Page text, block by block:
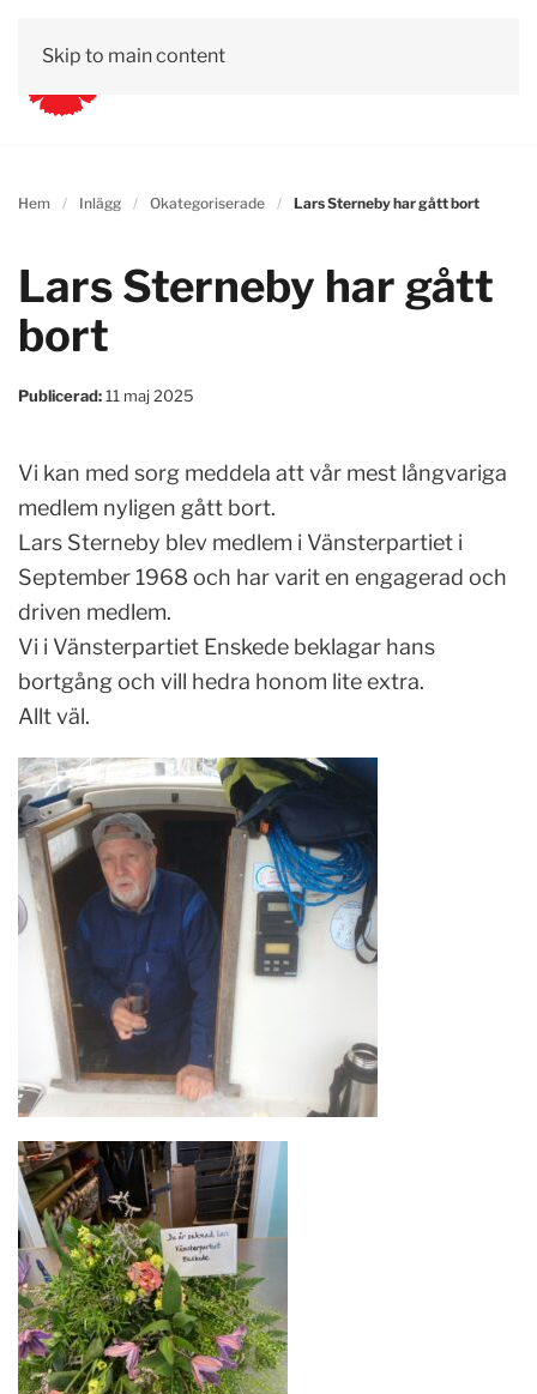
Skip to main content
Hem Inlägg Okategoriserade Lars Sterneby har gått bort
Lars Sterneby har gått
bort
Publicerad:11 maj 2025
Vi kan med sorg meddela att vår mest långvariga
medlem nyligen gått bort.
Lars Sterneby blev medlem i Vänsterpartiet i
September 1968 och har varit en engagerad och
driven medlem.
Vi i Vänsterpartiet Enskede beklagar hans
bortgång och vill hedra honom lite extra.
Allt väl.